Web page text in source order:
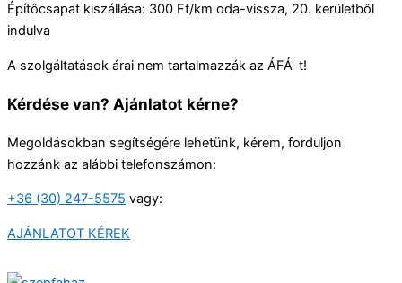
Építőcsapat kiszállása: 300 Ft/km oda-vissza, 20. kerületből
indulva
A szolgáltatások árai nem tartalmazzák az ÁFÁ-t!
Kérdése van? Ajánlatot kérne?
Megoldásokban segítségére lehetünk, kérem, forduljon
hozzánk az alábbi telefonszámon:
+36 (30) 247-5575 vagy:
AJÁNLATOT KÉREK